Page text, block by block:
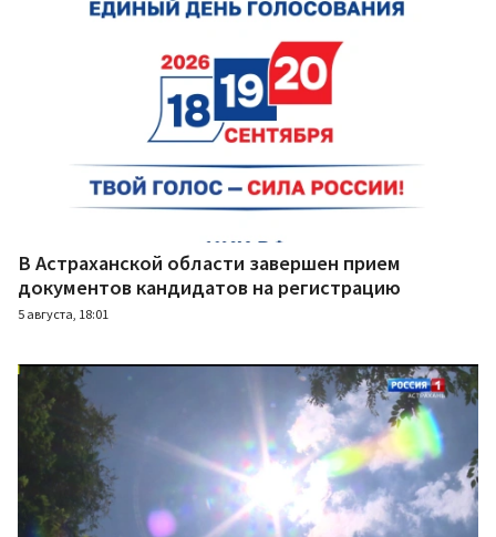
В Астраханской области завершен прием
документов кандидатов на регистрацию
5 августа, 18:01